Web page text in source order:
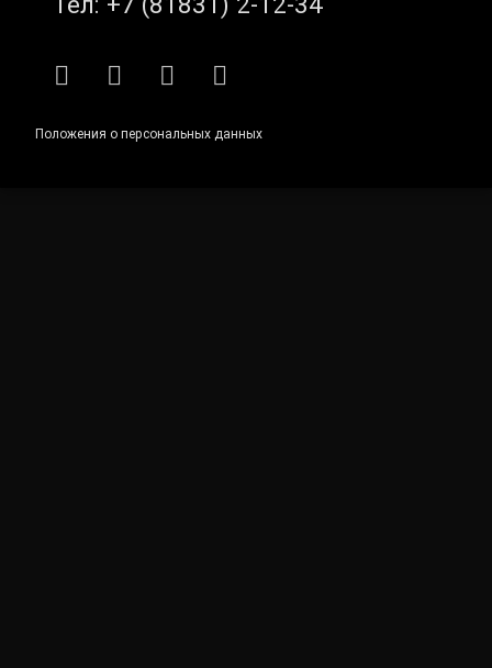
RSS E-mailВКонтакте
Telegram
Положения о персональных данных